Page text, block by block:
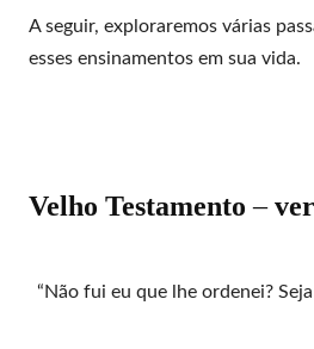
A seguir, exploraremos várias
esses ensinamentos em sua vida.
Velho Testamento –
“Não fui eu que lhe ordenei?